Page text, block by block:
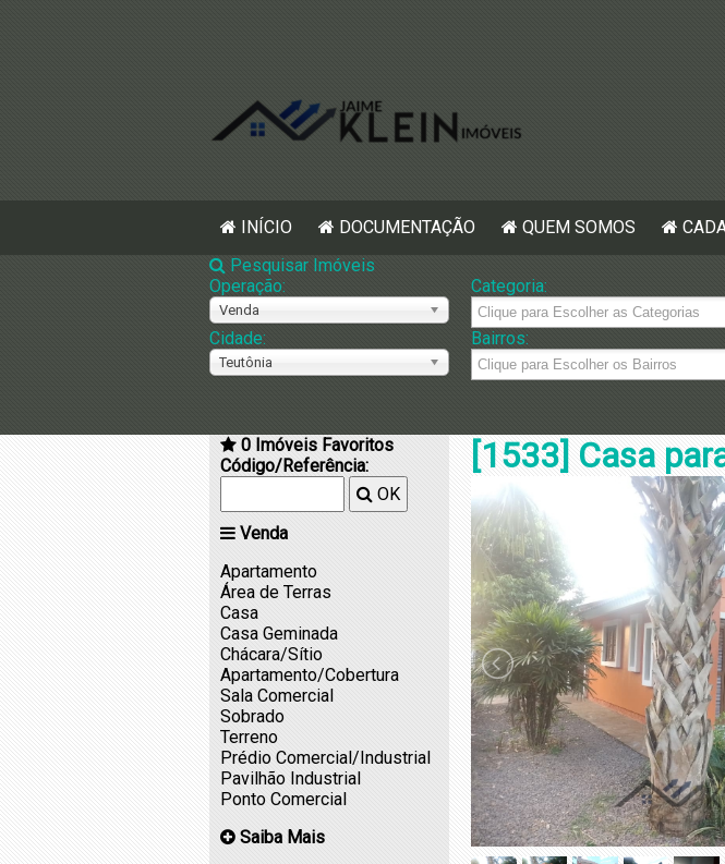
INÍCIO DOCUMENTAÇÃO QUEM SOMOS
Pesquisar Imóveis
Operação:
Venda
Categoria:
Cidade:
Teutônia
Bairros:
0 Imóveis Favoritos
Código/Referência:
OK
Venda
Apartamento
Área de Terras
Casa
Casa Geminada
Chácara/Sítio
Apartamento/Cobertura
Sala Comercial
Sobrado
Terreno
Prédio Comercial/Industrial
Pavilhão Industrial
Ponto Comercial
Saiba Mais
[1533] Casa